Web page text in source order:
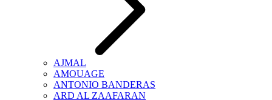
AJMAL
AMOUAGE
ANTONIO BANDERAS
ARD AL ZAAFARAN